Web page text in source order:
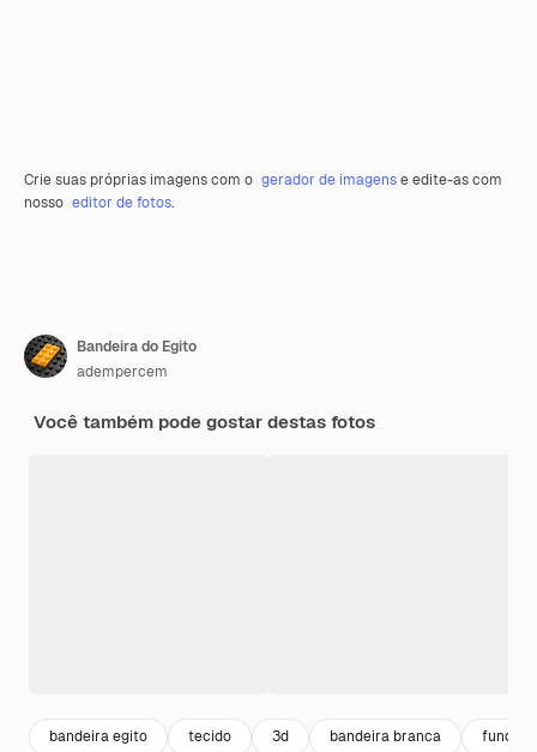
Crie suas próprias imagens com o gerador de imagense edite-as com
nosso editor de fotos.
Bandeira do Egito
adempercem
Você também pode gostar destas fotos
bandeira egito tecido 3d bandeira branca fundo